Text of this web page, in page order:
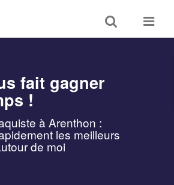
Toggle
search
Toggle
fait gagner
!
à Arenthon :
les meilleurs
de moi